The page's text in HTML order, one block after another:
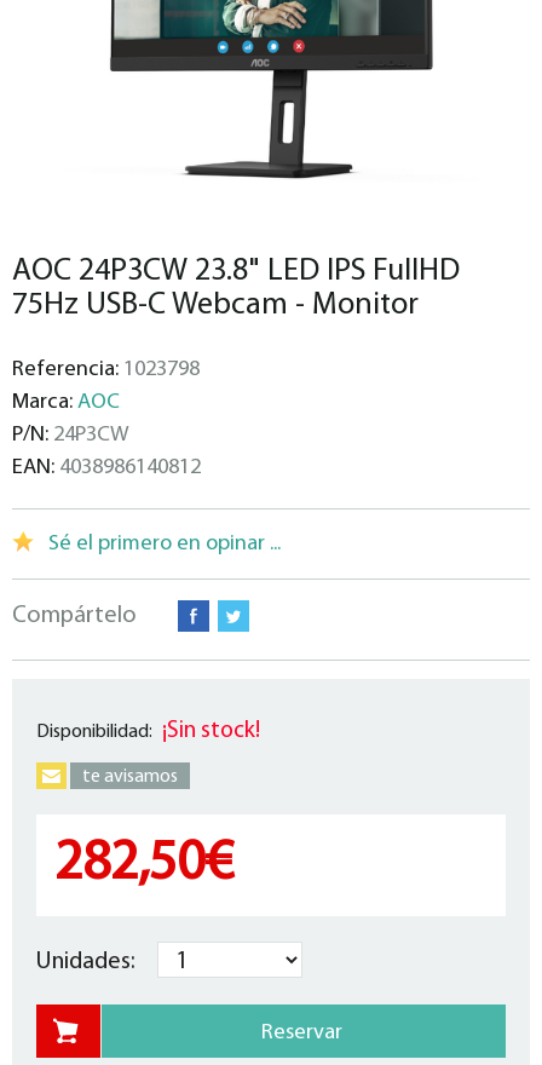
AOC 24P3CW 23.8" LED IPS FullHD
75Hz USB-C Webcam - Monitor
Referencia: 1023798
Marca: AOC
P/N: 24P3CW
EAN: 4038986140812
Sé el primero en opinar ...
Compártelo
Disponibilidad: ¡Sin stock!
te avisamos
282,50€
Unidades: